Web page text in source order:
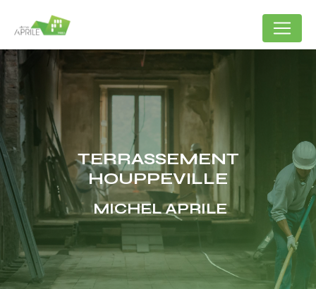
TERRASSEMENT
HOUPPEVILLE
MICHEL APRILE